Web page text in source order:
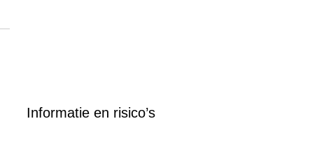
Informatie en risico’s